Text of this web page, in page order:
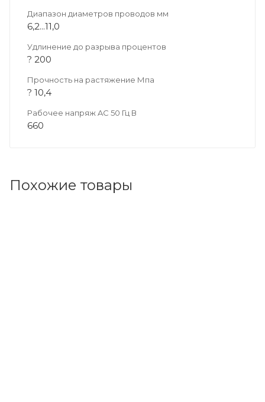
Диапазон диаметров проводов мм
6,2...11,0
Удлинение до разрыва процентов
? 200
Прочность на растяжение Мпа
? 10,4
Рабочее напряж AC 50 Гц В
660
Похожие товары